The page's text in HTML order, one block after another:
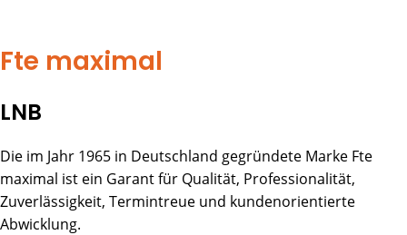
Fte maximal
LNB
Die im Jahr 1965 in Deutschland gegründete Marke Fte
maximal ist ein Garant für Qualität, Professionalität,
Zuverlässigkeit, Termintreue und kundenorientierte
Abwicklung.